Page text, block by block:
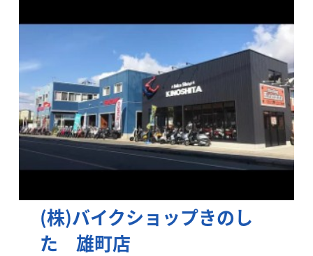
(株)バイクショップきのし
た 雄町店